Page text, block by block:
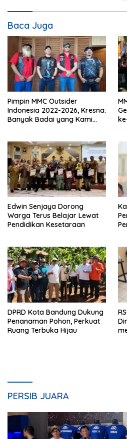
Baca Juga
Pimpin MMC Outsider
Indonesia 2022-2026, Kresna:
Banyak Badai yang Kami
Edwin Senjaya Dorong
Warga Terus Belajar Lewat
Pendidikan Kesetaraan
DPRD Kota Bandung Dukung
Penanaman Pohon, Perkuat
Ruang Terbuka Hijau
PERSIB JUARA